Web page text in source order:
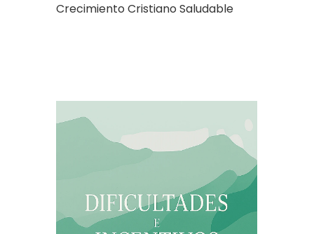
Crecimiento Cristiano Saludable